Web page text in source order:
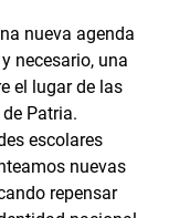
nueva agenda
necesario, una
el lugar de las
Patria.
escolares
nuevas
repensar